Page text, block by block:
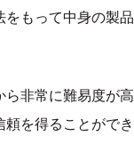
もって中身の製品
非常に難易度が高
を得ることができ